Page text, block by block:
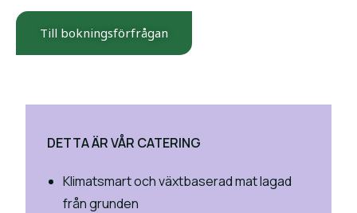
Till bokningsförfrågan
DETTA ÄR VÅR CATERING
Klimatsmart och växtbaserad mat lagad
från grunden